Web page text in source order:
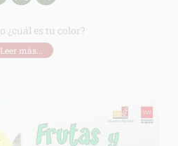
¿cuál es tu color?
Leer más...